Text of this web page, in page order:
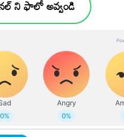
ని ఫాలో అవ్వండి